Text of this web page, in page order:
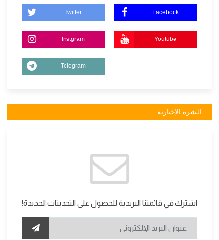
Twitter Facebook
Instgram Youtube
Telegram
النشرة الإخبارية
اشترك في قائمتنا البريدية للحصول على التحديثات الجديدة!